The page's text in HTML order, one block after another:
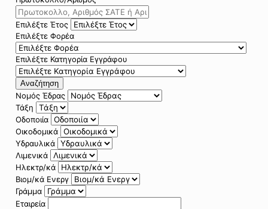
Επιλέξτε Έτος
Επιλέξτε Φορέα
Επιλέξτε Κατηγορία Εγγράφου
Αναζήτηση
Νομός Έδρας
Τάξη
Οδοποιία
Οικοδομικά
Υδραυλικά
Λιμενικά
Ηλεκτρ/κά
Βιομ/κά Ενεργ
Γράμμα
Εταιρεία